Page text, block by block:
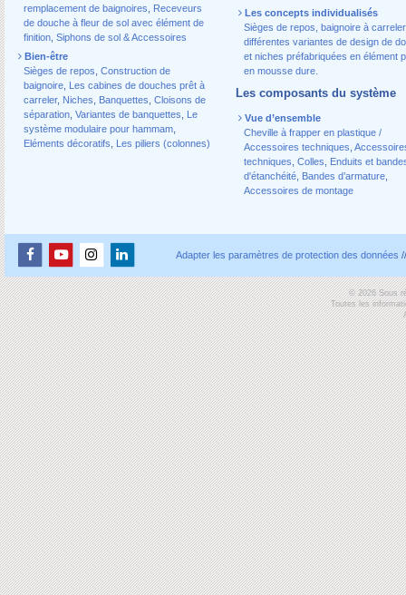
remplacement de baignoires
Receveurs
de douche à fleur de sol avec élément de
finition Siphons de sol & Accessoires
Bien-être
Sièges de repos Construction de
baignoire
Les cabines de douches prêt à
carreler, Niches Banquettes Cloisons de
séparation Variantes de banquettes
Le
système modulaire pour hammam
Eléments décoratifs
Les piliers (colonnes)
Les concepts individualisés
Sièges de repos, baignoire à
différentes variantes de design de
et niches préfabriquées en élément
en mousse dure.
Les composants du système
Vue d’ensemble
Cheville à frapper en plastique /
Accessoires techniques
techniques Colles
Enduits et
d'étanchéité, Bandes d’armature,
Accessoires de montage
Adapter les paramètres de protection des données
© 2026 Sous
Toutes les